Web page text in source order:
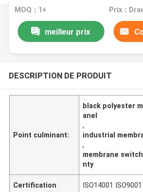
MOQ：1+ Prix：
meilleur prix
DESCRIPTION DE PRODUIT
Point culminant:
black polyester
anel
,
industrial
,
membrane
nty
Certification ISO14001 ISO9001